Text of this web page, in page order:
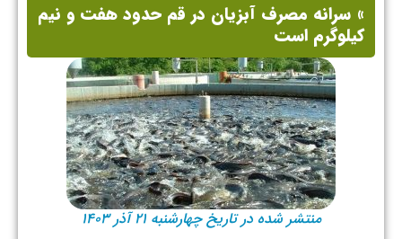
» سرانه مصرف آبزیان در قم حدود هفت و نیم
کیلوگرم است
منتشر شده در تاریخ چهارشنبه ۲۱ آذر ۱۴۰۳